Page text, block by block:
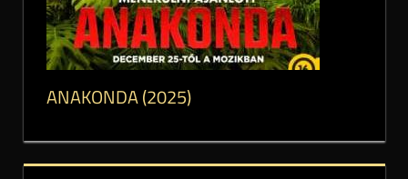
ANAKONDA (2025)